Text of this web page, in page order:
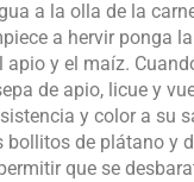
a la olla de la
a hervir ponga
apio y el maíz.
de apio, licue y
y color a su
bollitos de plátano y
que se